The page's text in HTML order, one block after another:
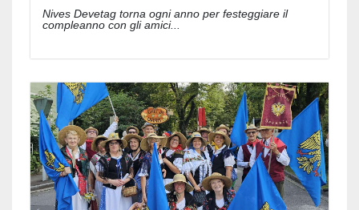
Nives Devetag torna ogni anno per festeggiare il
compleanno con gli amici...